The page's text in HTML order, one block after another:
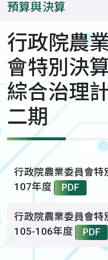
預算與決算
行政院農
會特別決
綜合治理
二期
行政院農業委員會特
107年度
PDF
行政院農業委員會特
105-106年度
PDF